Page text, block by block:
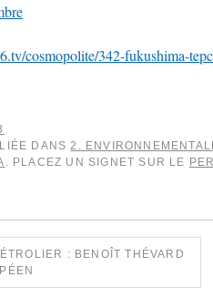
cosmopolite/342-fukushima-
DANS 2.
. PLACEZ UN SIGNET SUR LE
: BENOÎT THÉVARD